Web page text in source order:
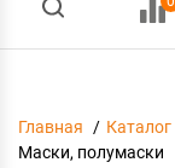
Главная Каталог
Маски, полумаски